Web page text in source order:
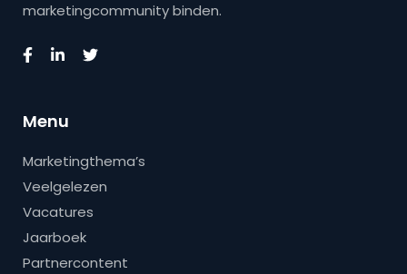
marketingcommunity binden.
Menu
Marketingthema’s
Veelgelezen
Vacatures
Jaarboek
Partnercontent